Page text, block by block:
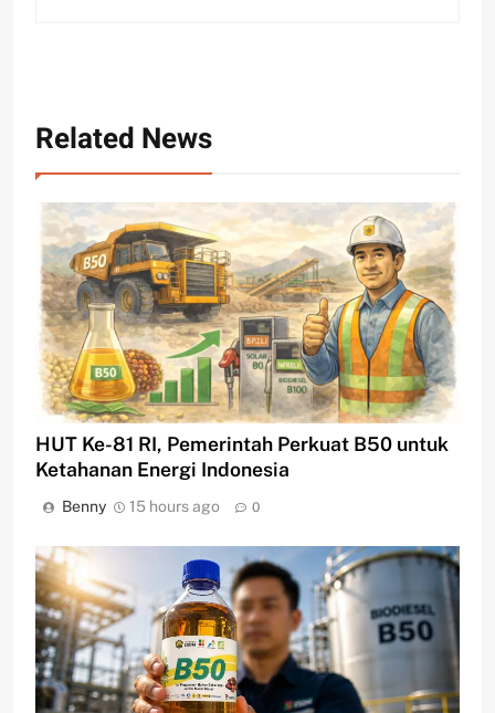
Related News
HUT Ke-81 RI, Pemerintah Perkuat B50 untuk
Ketahanan Energi Indonesia
Benny 15 hours ago 0